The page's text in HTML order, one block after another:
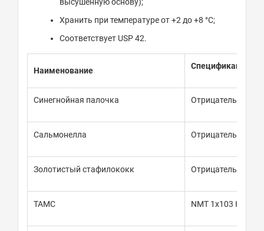
высушенную основу);
Хранить при температуре от +2 до +8 °С;
Соответствует USP 42.
Наименование Спецификация
Синегнойная палочка Отрицательный
Сальмонелла Отрицательный
Золотистый стафилококк Отрицательный
TAMC NMT 1x103 КОЕ/г